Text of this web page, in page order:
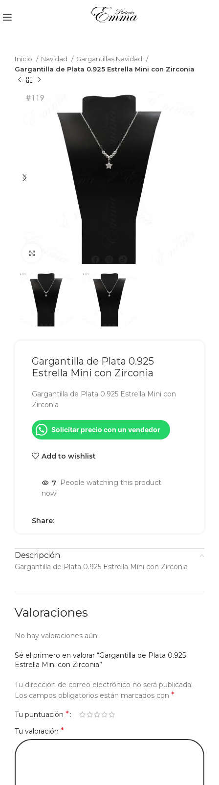
Inicio Navidad
Gargantillas Navidad
Gargantilla de Plata 0.925 Estrella Mini con Zirconia
Gargantilla de Plata 0.925
Estrella Mini con Zirconia
Gargantilla de Plata 0.925 Estrella Mini con
Zirconia
Solicitar precio con un vendedor
Add to wishlist
7 People watching this product
now!
Share:
Descripción
Gargantilla de Plata 0.925 Estrella Mini con Zirconia
Valoraciones
No hay valoraciones aún.
Sé el primero en valorar “Gargantilla de Plata 0.925
Estrella Mini con Zirconia”
Tu dirección de correo electrónico no será publicada.
Los campos obligatorios están marcados con *
Tu puntuación *
Tu valoración *